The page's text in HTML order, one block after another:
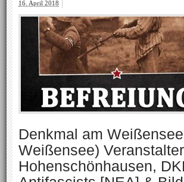
16. April 2018
Denkmal am
Weißensee)
Hohenschönhausen,